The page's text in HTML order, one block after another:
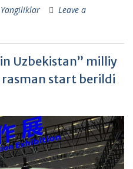
Yangiliklar
Leave a
Uzbekistan” milliy
rasman start berildi